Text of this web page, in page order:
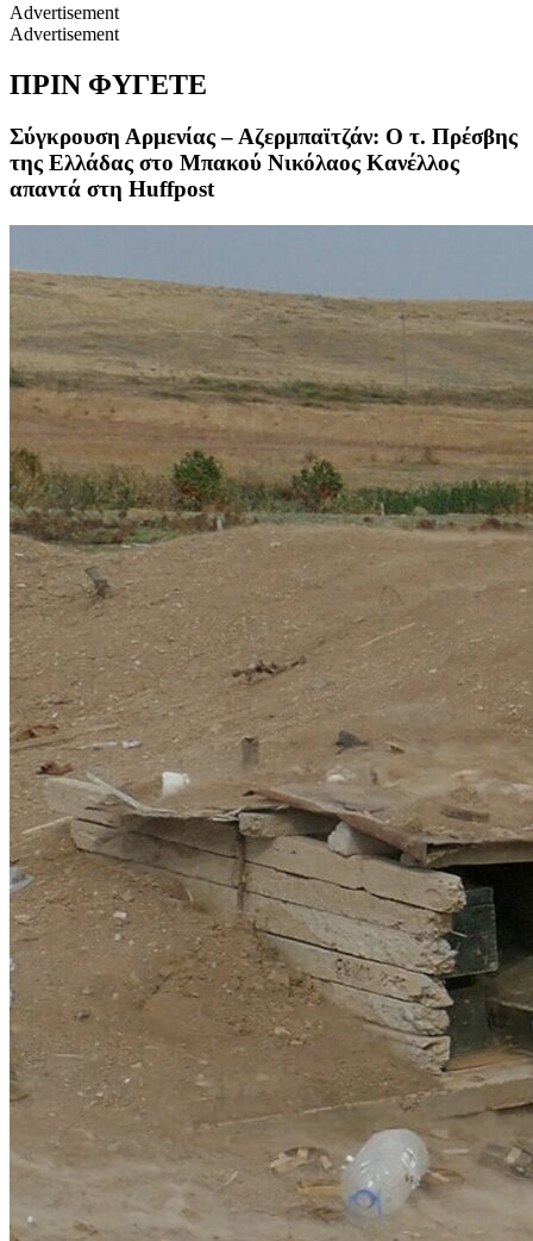
Advertisement
Advertisement
ΠΡΙΝ ΦΥΓΕΤΕ
Σύγκρουση Αρμενίας – Αζερμπαϊτζάν: Ο τ. Πρέσβης
της Ελλάδας στο Μπακού Νικόλαος Κανέλλος
απαντά στη Huffpost